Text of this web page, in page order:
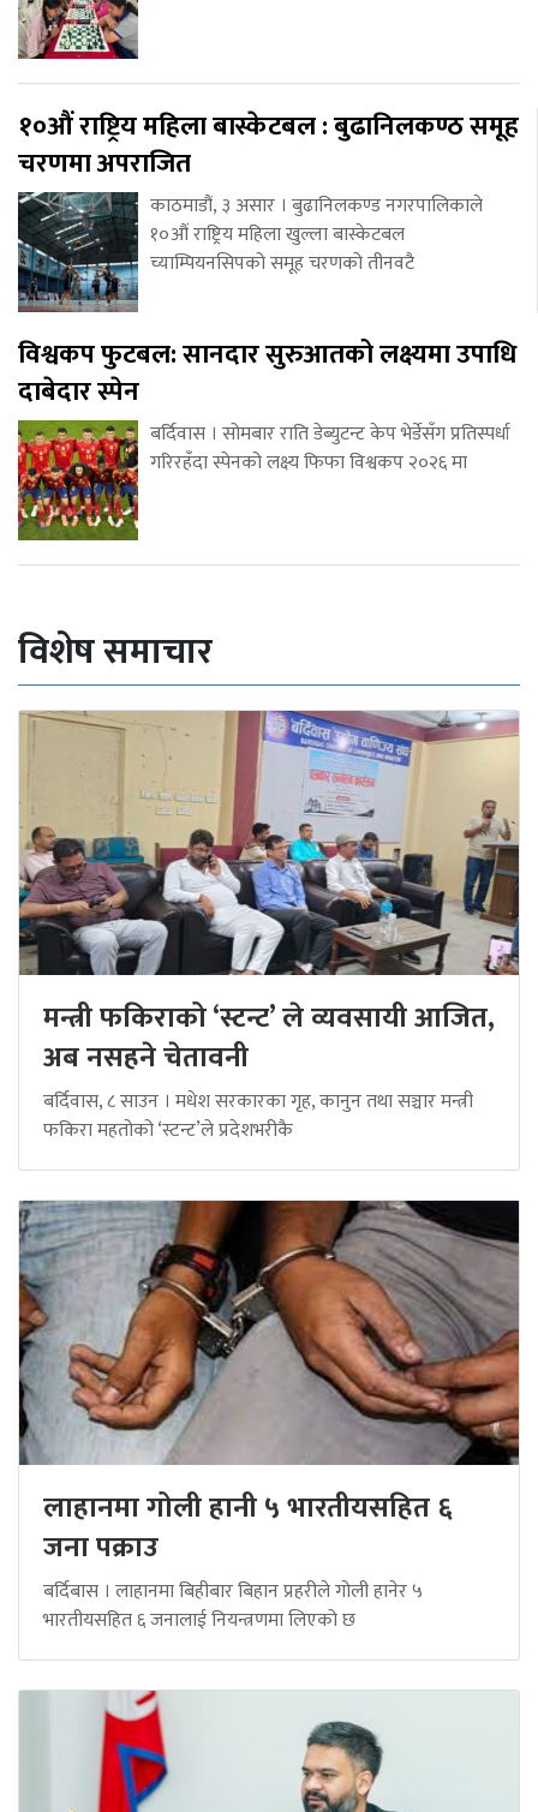
१०औं राष्ट्रिय महिला बास्केटबल : बुढानिलकण्ठ समूह
चरणमा अपराजित
काठमाडौं, ३ असार । बुढानिलकण्ड नगरपालिकाले
१०औं राष्ट्रिय महिला खुल्ला बास्केटबल
च्याम्पियनसिपको समूह चरणको तीनवटै
विश्वकप फुटबल: सानदार सुरुआतको लक्ष्यमा उपाधि
दाबेदार स्पेन
बर्दिवास । सोमबार राति डेब्युटन्ट केप भेर्डेसँग प्रतिस्पर्धा
गरिरहँदा स्पेनको लक्ष्य फिफा विश्वकप २०२६ मा
विशेष समाचार
मन्त्री फकिराको ‘स्टन्ट’ ले व्यवसायी आजित,
अब नसहने चेतावनी
बर्दिवास, ८ साउन । मधेश सरकारका गृह, कानुन तथा सञ्चार मन्त्री
फकिरा महतोको ‘स्टन्ट’ले प्रदेशभरीकै
लाहानमा गोली हानी ५ भारतीयसहित ६
जना पक्राउ
बर्दिबास । लाहानमा बिहीबार बिहान प्रहरीले गोली हानेर ५
भारतीयसहित ६ जनालाई नियन्त्रणमा लिएको छ